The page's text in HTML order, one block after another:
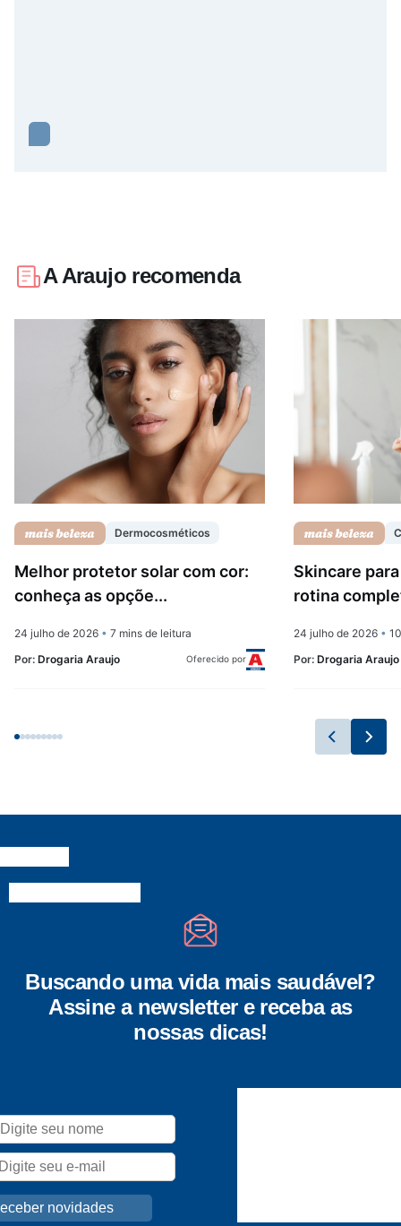
A Araujo recomenda
Dermocosméticos
Melhor protetor solar com cor:
conheça as opçõe...
24 julho de 2026 • 7 mins de leitura
Por: Drogaria Araujo Oferecido por
Skincare
rotina
24 julho de 2026 •
Por: Drogaria Araujo
Buscando uma vida mais saudável?
Assine a newsletter e receba as
nossas dicas!